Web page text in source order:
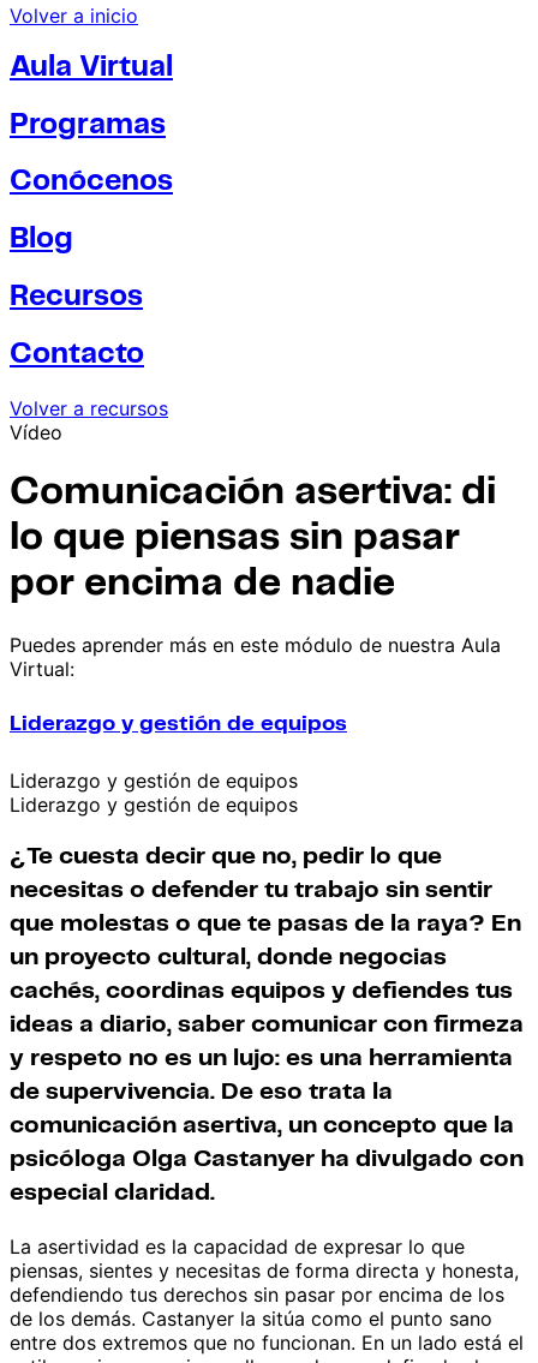
Volver a inicio
Aula Virtual
Programas
Conócenos
Blog
Recursos
Contacto
Volver a recursos
Vídeo
Comunicación asertiva: di
lo que piensas sin pasar
por encima de nadie
Puedes aprender más en este módulo de nuestra Aula
Virtual:
Liderazgo y gestión de equipos
Liderazgo y gestión de equipos
Liderazgo y gestión de equipos
¿Te cuesta decir que no, pedir lo que
necesitas o defender tu trabajo sin sentir
que molestas o que te pasas de la raya? En
un proyecto cultural, donde negocias
cachés, coordinas equipos y defiendes tus
ideas a diario, saber comunicar con firmeza
y respeto no es un lujo: es una herramienta
de supervivencia. De eso trata la
comunicación asertiva, un concepto que la
psicóloga Olga Castanyer ha divulgado con
especial claridad.
La asertividad es la capacidad de expresar lo que
piensas, sientes y necesitas de forma directa y honesta,
defendiendo tus derechos sin pasar por encima de los
de los demás. Castanyer la sitúa como el punto sano
entre dos extremos que no funcionan. En un lado está el